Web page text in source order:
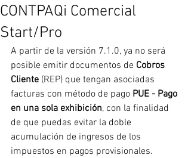
CONTPAQi Comercial
Start/Pro
A partir de la versión 7.1.0, ya no será
posible emitir documentos de Cobros
Cliente (REP) que tengan asociadas
facturas con método de pago PUE - Pago
en una sola exhibición, con la finalidad
de que puedas evitar la doble
acumulación de ingresos de los
impuestos en pagos provisionales.